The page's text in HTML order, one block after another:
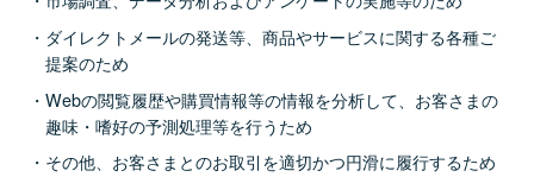
ダイレクトメールの発送等、商品やサービスに関する各種ご
提案のため
Webの閲覧履歴や購買情報等の情報を分析して、お客さまの
趣味・嗜好の予測処理等を行うため
その他、お客さまとのお取引を適切かつ円滑に履行するため